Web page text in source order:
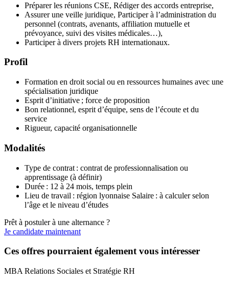
Préparer les réunions CSE, Rédiger des accords entreprise,
Assurer une veille juridique, Participer à l’administration du
personnel (contrats, avenants, affiliation mutuelle et
prévoyance, suivi des visites médicales…),
Participer à divers projets RH internationaux.
Profil
Formation en droit social ou en ressources humaines avec une
spécialisation juridique
Esprit d’initiative ; force de proposition
Bon relationnel, esprit d’équipe, sens de l’écoute et du
service
Rigueur, capacité organisationnelle
Modalités
Type de contrat : contrat de professionnalisation ou
apprentissage (à définir)
Durée : 12 à 24 mois, temps plein
Lieu de travail : région lyonnaise Salaire : à calculer selon
l’âge et le niveau d’études
Prêt à postuler à une alternance ?
Je candidate maintenant
Ces offres pourraient également vous intéresser
MBA Relations Sociales et Stratégie RH